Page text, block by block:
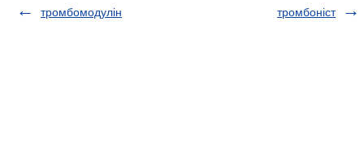
тромбомодулін тромбоніст